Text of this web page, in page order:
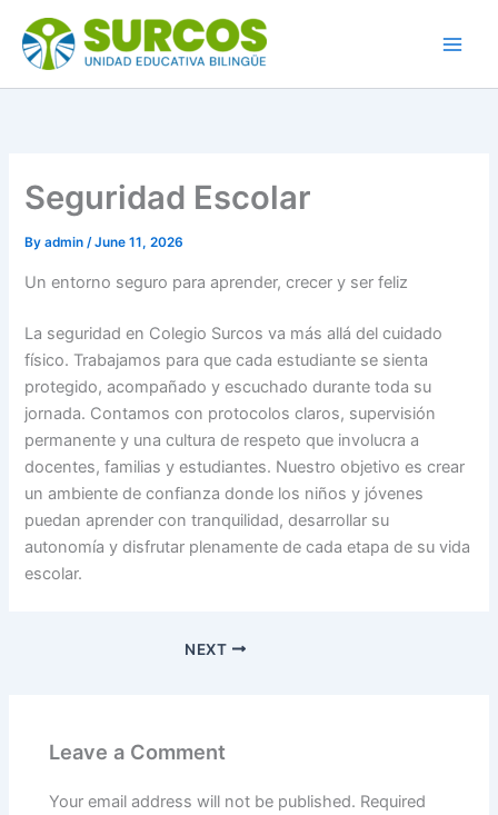
content
Seguridad Escolar
Byadmin/June 11, 2026
Un entorno seguro para aprender, crecer y ser feliz
La seguridad en Colegio Surcos va más allá del cuidado
físico. Trabajamos para que cada estudiante se sienta
protegido, acompañado y escuchado durante toda su
jornada. Contamos con protocolos claros, supervisión
permanente y una cultura de respeto que involucra a
docentes, familias y estudiantes. Nuestro objetivo es crear
un ambiente de confianza donde los niños y jóvenes
puedan aprender con tranquilidad, desarrollar su
autonomía y disfrutar plenamente de cada etapa de su vida
escolar.
NEXT
Leave a Comment
Your email address will not be published. Required